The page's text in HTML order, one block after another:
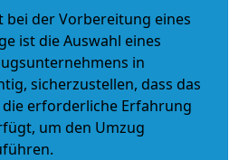
bei der Vorbereitung eines
ist die Auswahl eines
in
sicherzustellen, dass das
erforderliche Erfahrung
um den Umzug